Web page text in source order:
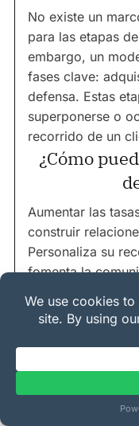
No existe un
para las etapas
embargo, un
fases clave:
defensa. Estas
superponerse o
recorrido de un
¿Cómo
Aumentar las
construir
Personaliza su
fomenta la
continuamente
satisfacción,
convierte en
¿Los